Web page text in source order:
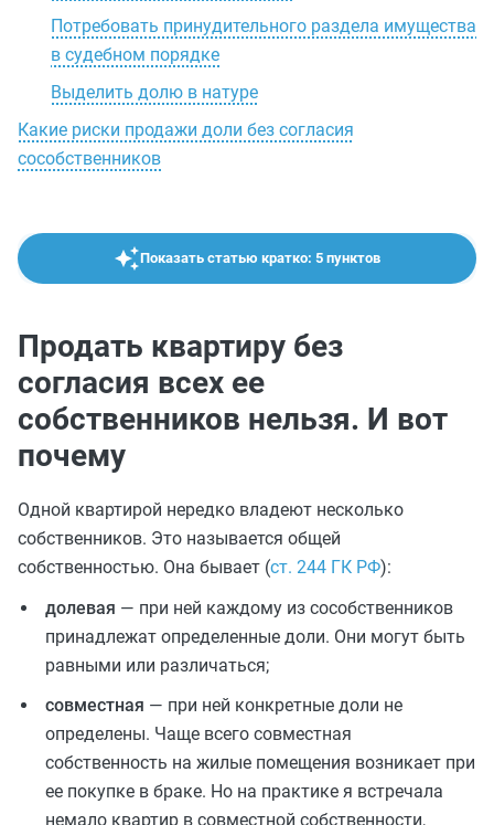
Потребовать принудительного раздела имущества
в судебном порядке
Выделить долю в натуре
Какие риски продажи доли без согласия
сособственников
Показать статью кратко: 5 пунктов
Продать квартиру без
согласия всех ее
собственников нельзя. И вот
почему
Одной квартирой нередко владеют несколько
собственников. Это называется общей
собственностью. Она бывает (ст. 244 ГК РФ):
долевая — при ней каждому из сособственников
принадлежат определенные доли. Они могут быть
равными или различаться;
совместная — при ней конкретные доли не
определены. Чаще всего совместная
собственность на жилые помещения возникает при
ее покупке в браке. Но на практике я встречала
немало квартир в совместной собственности,